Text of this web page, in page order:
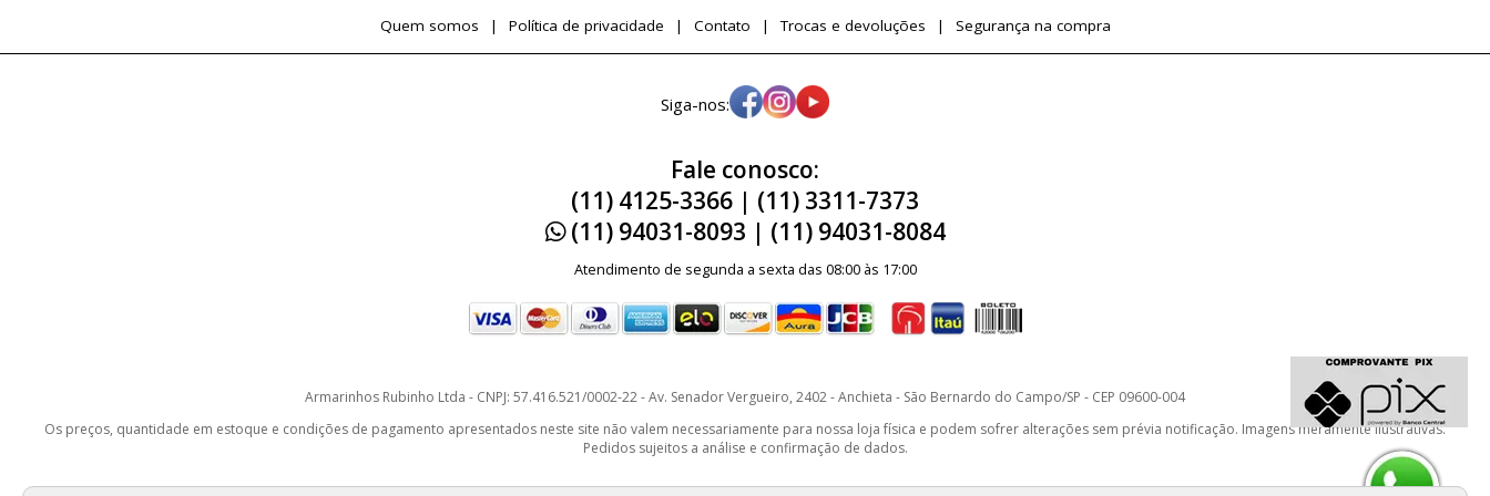
Quem somos Política de privacidade Contato Trocas e devoluções Segurança na compra
Siga-nos:
Fale conosco:
(11) 4125-3366 | (11) 3311-7373
(11) 94031-8093 | (11) 94031-8084
Atendimento de segunda a sexta das 08:00 às 17:00
Armarinhos Rubinho Ltda - CNPJ: 57.416.521/0002-22 - Av. Senador Vergueiro, 2402 - Anchieta - São Bernardo do Campo/SP - CEP 09600-004
Os preços, quantidade em estoque e condições de pagamento apresentados neste site não valem necessariamente para nossa loja física e podem sofrer alterações sem prévia notificação. Imagens meramente ilustrativas.
Pedidos sujeitos a análise e confirmação de dados.